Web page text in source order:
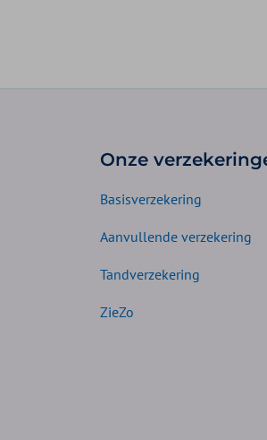
Onze
Basisverzekering
Aanvullende verzekering
Tandverzekering
ZieZo